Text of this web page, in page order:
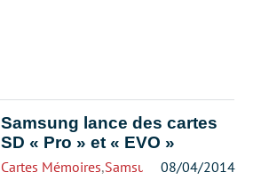
Samsung lance des cartes
SD « Pro » et « EVO »
Cartes Mémoires,Samsung08/04/2014